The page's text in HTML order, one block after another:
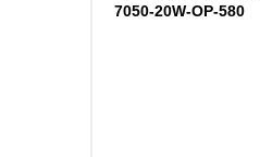
7050-20W-OP-580